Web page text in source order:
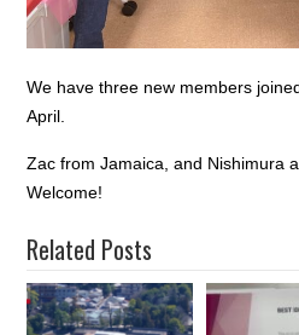
We have three new members
April.
Zac from Jamaica, and Nishimura
Welcome!
Related Posts